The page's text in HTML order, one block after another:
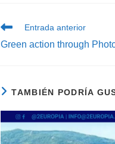
Leer
artículos
Entrada anterior
Green action through
TAMBIÉN PODRÍA